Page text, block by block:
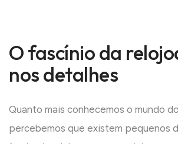
O fascínio da
nos detalhes
Quanto mais conhecemos o mundo
percebemos que existem pequenos